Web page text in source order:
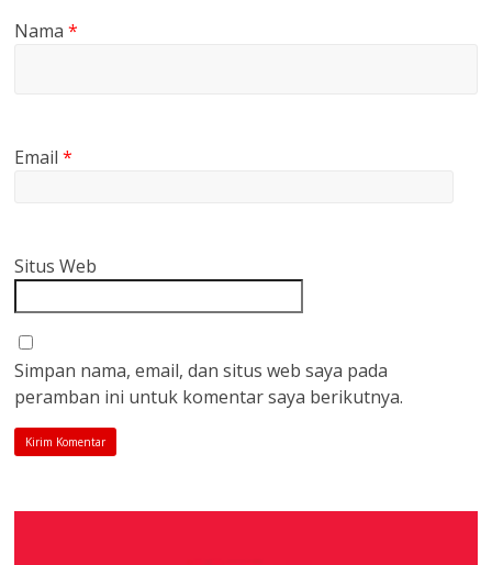
Nama*
Email*
Situs Web
Simpan nama, email, dan situs web saya pada
peramban ini untuk komentar saya berikutnya.